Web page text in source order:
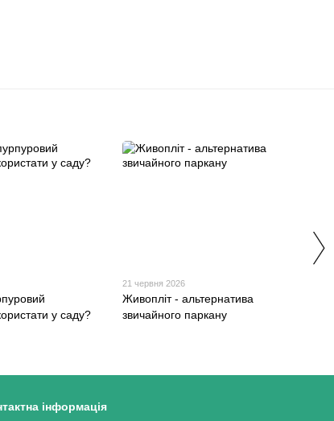
у саду?
21 червня 2026
Живопліт - альтернатива
звичайного паркану
інформація